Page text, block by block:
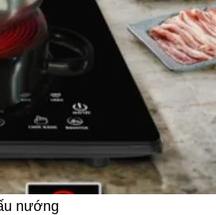
nướng